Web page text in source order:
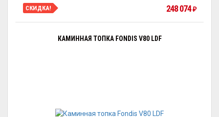
СКИДКА! 248 074₽
КАМИННАЯ ТОПКА FONDIS V80 LDF